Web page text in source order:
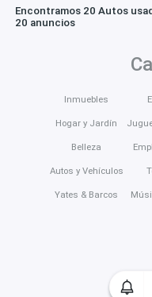
Encontramos 20 Autos
20 anuncios
Inmuebles
Hogar y Jardín
Belleza
Autos y Vehículos
Yates & Barcos